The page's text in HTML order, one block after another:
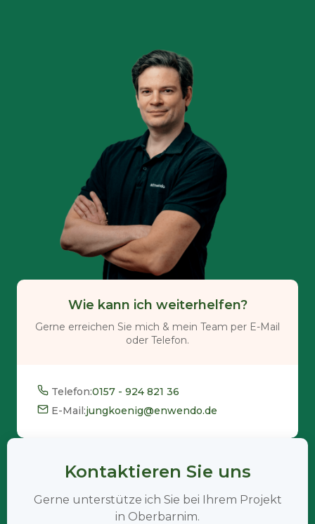
Wie kann ich weiterhelfen?
Gerne erreichen Sie mich & mein Team per E-Mail
oder Telefon.
Telefon:0157 - 924 821 36
E-Mail:jungkoenig@enwendo.de
Kontaktieren Sie uns
Gerne unterstütze ich Sie bei Ihrem Projekt
in Oberbarnim.